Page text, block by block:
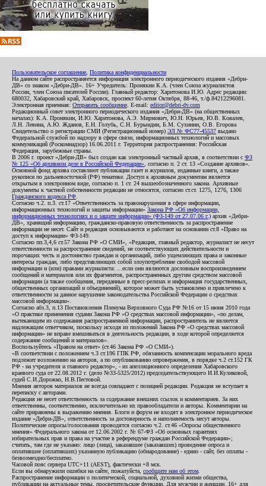
Пользовательское соглашение Политика конфиденциальности
На данном сайте распространяется информация электронного периодического издания «Дебри-
ДВ» со знаком «Дебри-ДВ». 16+ Учредитель: Пронякин К.А. (член Союза журналистов
России, член Союза писателей России). Главный редактор: Харитонова И.Ю. Адрес редакции:
680032, Хабаровский край, Хабаровск, проспект 60-летия Октября, 88-46, т./ф.84212296081.
Электронная приемная: Отправить сообщение . E-mail: editor@debri-dv.com
Редакционный совет электронного периодического издания «Дебри-ДВ» (на общественных
началах): К.А. Пронякин, И.Ю. Харитонова, А.Э. Мирмович, Ю.Н. Юрьев, Ю.В. Ковалев,
Л.Н. Левина, А.Ю. Жданов, Е.Н. Голубь, С.Н. Бурындин, Б.М. Сухинин, О.В. Егорова
Свидетельство о регистрации СМИ (Регистрационный номер) ЭЛ № ФС77-45537 выдано
Федеральной службой по надзору в сфере связи, информационных технологий и массовых
коммуникаций (Роскомнадзор) 16.06.2011 г. Территория распространения: Российская
Федерация, зарубежные страны.
В 2006 г. проект «Дебри-ДВ» был создан как электронный частный архив, в соответствии с ФЗ
№ 125 «Об архивном деле в Российской Федерации» , согласно п. 2 ст. 13 «Создание архивов».
Основной фонд архива составляют публикации газет и журналов, изданные книги, а также
рукописи по дальневосточной (РФ) тематике. Доступ к архивным документам является
открытым в электронном виде, согласно п. 1 ст. 24 вышеобозначенного закона. Архивные
документы к частной собственности редакции не относятся, согласно ст.ст. 1275, 1276, 1306
Гражданского кодекса РФ
Согласно ч.2. п.3. ст.17 «Ответственность за правонарушения в сфере информации,
информационных технологий и защиты информации» Закона РФ «Об информации,
информационных технологиях и о защите информации» (ФЗ-149 от 27.07.06 г.) архив «Дебри-
ДВ», хранящий информацию, гражданско-правовую ответственность за распространение
информации не несет. Сайт и редакция основываются и работают на основании ст.8 «Право на
доступ к информации» ФЗ-149.
Согласно пп.3,4,6 ст.57 Закона РФ «О СМИ», «Редакция, главный редактор, журналист не несут
ответственности за распространение сведений, не соответствующих действительности и
порочащих честь и достоинство граждан и организаций, либо ущемляющих права и законные
интересы граждан, либо представляющих собой злоупотребление свободой массовой
информации и (или) правами журналиста: ...если они являются дословным воспроизведением
сообщений и материалов или их фрагментов, распространенных другим средством массовой
информации (а также сообщения, переданные в пресс-релизах и информация государственных,
общественных организаций и объединений), которое может быть установлено и привлечено к
ответственности за данное нарушение законодательства Российской Федерации о средствах
массовой информации».
Согласно абз.3, п.13 Постановления Пленума Верховного Суда РФ №16 от 15 июня 2010 года
«О практике применения судами Закона РФ «О средствах массовой информации», «по делам,
вытекающим из содержания распространенной информации, распространитель не является
надлежащим ответчиком, поскольку исходя из положений Закона РФ «О средствах массовой
информации» не вправе вмешиваться в деятельность редакции, в ходе которой определяется
содержание сообщений и материалов».
Воспользуйтесь «Правом на ответ» (ст.46 Закона РФ «О СМИ»).
«В соответствии с положением ч.3 ст.196 ГПК РФ, обязанность компенсации морального вреда
подлежит возложению на авторов, а по опубликованию опровержения, в порядке ч.2 ст.152 ГК
РФ - на учредителя и главного редактор», - из апелляционного определения Хабаровского
краевого суда от 22.08.2012 г. (дело №33-5325/2012) председательствующего И.И.Куликовой,
судей С.И.Дорожко, Н.В.Пестовой.
Мнения авторов материалов не всегда совпадают с позицией редакции. Редакция не вступает в
переписку с авторами.
Редакция не несет ответственность за содержание внешних ссылок и комментариев. За них
ответственны, соответственно, исключительно их правообладатели и авторы. Комментарии на
сайте приравнены к выражению мнения. Блоги и форум не входят в электронное периодическое
издание «Дебри-ДВ», ответственность за достоверность и наполняемость несут авторы.
Политические опросы/голосования проводятся согласно ч.2. ст.46 «Опросы общественного
мнения» Федерального закона от 12.06.2002 г. № 67-ФЗ «Об основных гарантиях
избирательных прав и права на участие в референдуме граждан Российской Федерации»;
считать, там где не указано: лицо (лица), заказавшее (заказавших) проведение опроса и
оплатившее (оплативших) указанную публикацию (обнародование) - едино - сайт, без оплаты -
безвозмездно/бесплатно.
Часовой пояс сервера UTC+11 (AEST), фактически +8 мск.
Если вы обнаружили ошибки на сайте, пожалуйста, сообщите нам об этом
Распространение информации о политической, социальной, духовной жизни общества,
публикации на актуальные темы, просветительские функции. Для мужчин и женщин. 16+ для